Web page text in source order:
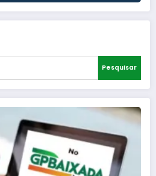
Pesquisar